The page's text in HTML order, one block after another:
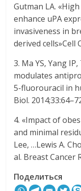
Gutman LA.
enhance uPA
invasiveness in
derived cells»Cell
3. Ma YS, Yang
modulates
5-fluorouracil in
Biol.
4. «Impact of
and minimal
Lee, …Lewis A.
al. Breast Cancer
Поделиться